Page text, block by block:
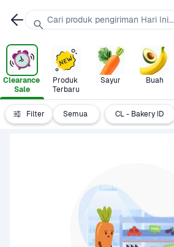
Clearance
Sale
Produk
Terbaru
Sayur Buah
Filter Semua CL - Bakery ID
Cari produk pengiriman Hari Ini...